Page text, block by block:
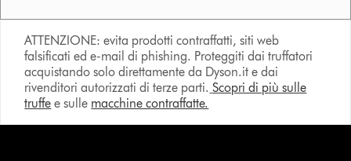
ATTENZIONE: evita prodotti contraffatti, siti web
falsificati ed e-mail di phishing. Proteggiti dai truffatori
acquistando solo direttamente da Dyson.it e dai
rivenditori autorizzati di terze parti. Scopri di più sulle
truffe e sulle macchine contraffatte.